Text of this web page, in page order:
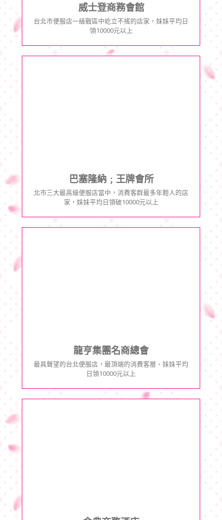
威士登商務會館
台北市便服店一級戰區中屹立不搖的店家，妹妹平均日
領10000元以上
巴塞隆納﹔王牌會所
北市三大最高級便服店當中，消費客群最多年輕人的店
家，妹妹平均日領破10000元以上
龍亨集團名商總會
最具聲望的台北便服店，最頂端的消費客層、妹妹平均
日領10000元以上